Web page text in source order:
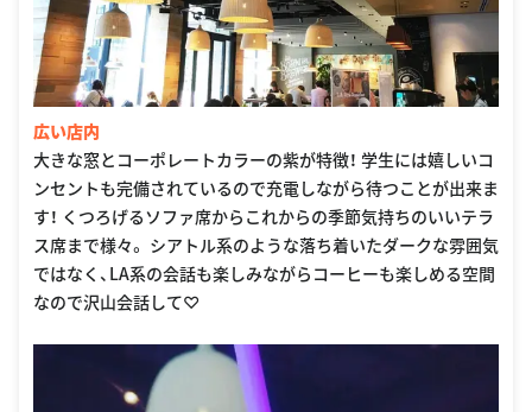
広い店内
大きな窓とコーポレートカラーの紫が特徴！ 学生には嬉しいコ
ンセントも完備されているので充電しながら待つことが出来ま
す！ くつろげるソファ席からこれからの季節気持ちのいいテラ
ス席まで様々。 シアトル系のような落ち着いたダークな雰囲気
ではなく、LA系の会話も楽しみながらコーヒーも楽しめる空間
なので沢山会話して♡